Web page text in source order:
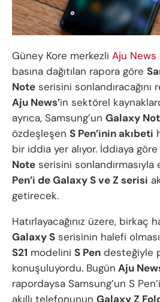
Güney Kore merkezli Aju News
basına dağıtılan rapora göre
Note serisini sonlandıracağını
Aju News’in sektörel
ayrıca, Samsung’un Galaxy
özdeşleşen S Pen’inin akıbeti
bir iddia yer alıyor. İddiaya göre
Note serisini sonlandırmasıyla
Pen’i de Galaxy S ve Z serisi
getirecek.
Hatırlayacağınız üzere, birkaç
Galaxy S serisinin halefi
S21 modelini S Pen desteğiyle
konuşuluyordu. Bugün Aju
rapordaysa Samsung’un S
akıllı telefonunun Galaxy Z